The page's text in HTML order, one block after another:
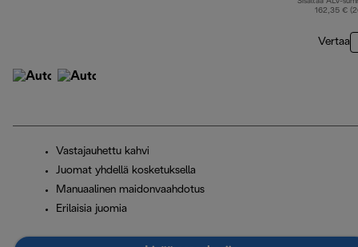
Sisältää ALV-
162,35 €
Vertaa
Vastajauhettu kahvi
Juomat yhdellä kosketuksella
Manuaalinen maidonvaahdotus
Erilaisia juomia